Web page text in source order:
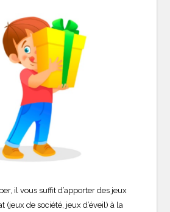
il vous suffit d’apporter des jeux
(jeux de société, jeux d’éveil) à la